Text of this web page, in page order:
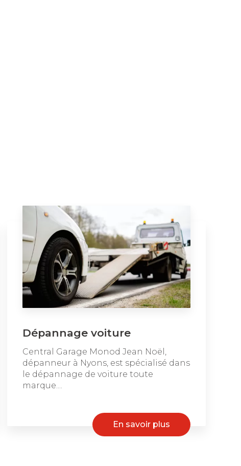
Dépannage voiture
Central Garage Monod Jean Noël,
dépanneur à Nyons, est spécialisé dans
le dépannage de voiture toute
marque....
En savoir plus